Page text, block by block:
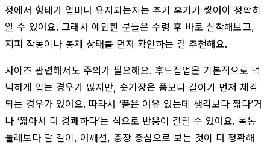
정에서 형태가 얼마나 유지되는지는 추가 후기가 쌓여야 정확히
알 수 있어요. 그래서 예민한 분들은 수령 후 바로 실착해보고,
지퍼 작동이나 봉제 상태를 먼저 확인하는 걸 추천해요.
사이즈 관련해서도 주의가 필요해요. 후드집업은 기본적으로 넉
넉하게 입는 경우가 많지만, 숏기장은 품보다 길이가 먼저 체감
되는 경우가 있어요. 따라서 ‘품은 여유 있는데 생각보다 짧다’거
나 ‘짧아서 더 경쾌하다’는 식으로 반응이 갈릴 수 있어요. 몸통
둘레보다 팔 길이, 어깨선, 총장 중심으로 보는 것이 더 정확해